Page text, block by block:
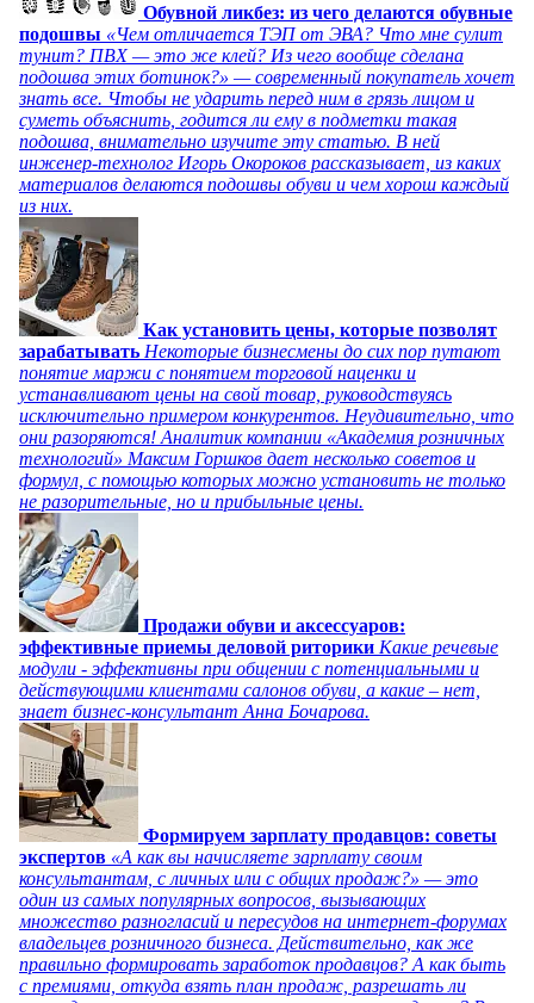
Обувной ликбез: из чего делаются обувные
подошвы «Чем отличается ТЭП от ЭВА? Что мне сулит
тунит? ПВХ — это же клей? Из чего вообще сделана
подошва этих ботинок?» — современный покупатель хочет
знать все. Чтобы не ударить перед ним в грязь лицом и
суметь объяснить, годится ли ему в подметки такая
подошва, внимательно изучите эту статью. В ней
инженер-технолог Игорь Окороков рассказывает, из каких
материалов делаются подошвы обуви и чем хорош каждый
из них.
Как установить цены, которые позволят
зарабатывать Некоторые бизнесмены до сих пор путают
понятие маржи с понятием торговой наценки и
устанавливают цены на свой товар, руководствуясь
исключительно примером конкурентов. Неудивительно, что
они разоряются! Аналитик компании «Академия розничных
технологий» Максим Горшков дает несколько советов и
формул, с помощью которых можно установить не только
не разорительные, но и прибыльные цены.
Продажи обуви и аксессуаров:
эффективные приемы деловой риторики Какие речевые
модули - эффективны при общении с потенциальными и
действующими клиентами салонов обуви, а какие – нет,
знает бизнес-консультант Анна Бочарова.
Формируем зарплату продавцов: советы
экспертов «А как вы начисляете зарплату своим
консультантам, с личных или с общих продаж?» — это
один из самых популярных вопросов, вызывающих
множество разногласий и пересудов на интернет-форумах
владельцев розничного бизнеса. Действительно, как же
правильно формировать заработок продавцов? А как быть
с премиями, откуда взять план продаж, разрешать ли